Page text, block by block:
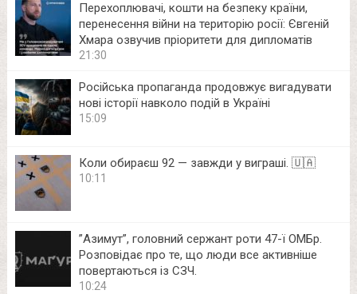
Перехоплювачі, кошти на безпеку країни,
перенесення війни на територію росії: Євгеній
Хмара озвучив пріоритети для дипломатів
21:30
Російська пропаганда продовжує вигадувати
нові історії навколо подій в Україні
15:09
Коли обираєш 92 — завжди у виграші. 🇺🇦
10:11
⁨”Азимут”, головний сержант роти 47-ї ОМБр.
Розповідає про те, що люди все активніше
повертаються із СЗЧ.
10:24